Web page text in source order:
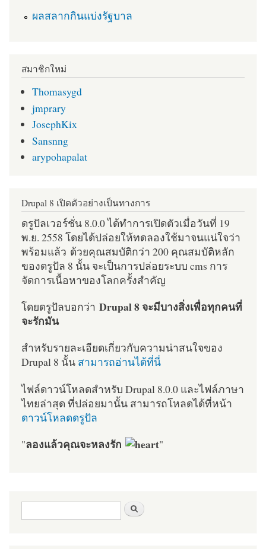
ผลสลากกินแบ่งรัฐบาล
สมาชิกใหม่
Thomasygd
jmprary
JosephKix
Sansnng
arypohapalat
Drupal 8 เปิดตัวอย่างเป็นทางการ
ดรูปัลเวอร์ชั่น 8.0.0 ได้ทำการเปิดตัวเมื่อวันที่ 19
พ.ย. 2558 โดยได้ปล่อยให้ทดลองใช้มาจนแน่ใจว่า
พร้อมแล้ว ด้วยคุณสมบัติกว่า 200 คุณสมบัติหลัก
ของดรูปัล 8 นั้น จะเป็นการปล่อยระบบ cms การ
จัดการเนื้อหาของโลกครั้งสำคัญ
โดยดรูปัลบอกว่า Drupal 8 จะมีบางสิ่งเพื่อทุกคนที่
จะรักมัน
สำหรับรายละเอียดเกี่ยวกับความน่าสนใจของ
Drupal 8 นั้น สามารถอ่านได้ที่นี่
ไฟล์ดาวน์โหลดสำหรับ Drupal 8.0.0 และไฟล์ภาษา
ไทยล่าสุด ที่ปล่อยมานั้น สามารถโหลดได้ที่หน้า
ดาวน์โหลดดรูปัล
"ลองแล้วคุณจะหลงรัก "
ฟอร์มค้นหา